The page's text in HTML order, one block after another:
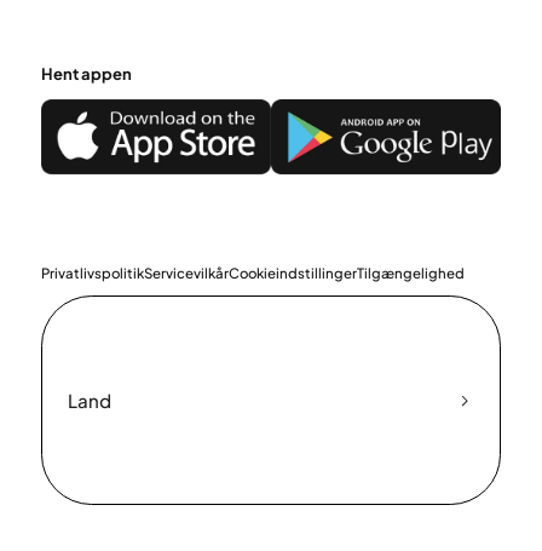
Hent appen
PrivatlivspolitikServicevilkårCookieindstillingerTilgængelighed
Land